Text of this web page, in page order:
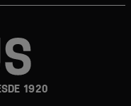
1920